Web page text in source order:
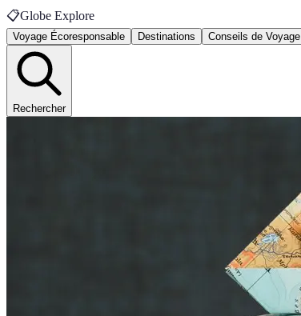
📋Globe Explore
Voyage Écoresponsable Destinations Conseils de Voyage
Rechercher